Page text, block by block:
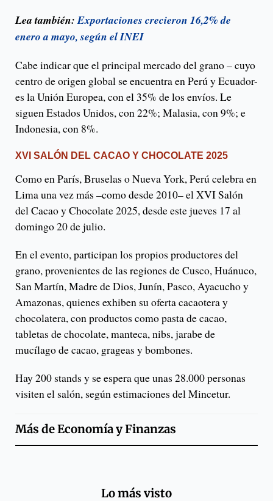
Lea también:Exportaciones crecieron 16,2% de
enero a mayo, según el INEI
Cabe indicar que el principal mercado del grano – cuyo
centro de origen global se encuentra en Perú y Ecuador-
es la Unión Europea, con el 35% de los envíos. Le
siguen Estados Unidos, con 22%; Malasia, con 9%; e
Indonesia, con 8%.
XVI SALÓN DEL CACAO Y CHOCOLATE 2025
Como en París, Bruselas o Nueva York, Perú celebra en
Lima una vez más –como desde 2010– el XVI Salón
del Cacao y Chocolate 2025, desde este jueves 17 al
domingo 20 de julio.
En el evento, participan los propios productores del
grano, provenientes de las regiones de Cusco, Huánuco,
San Martín, Madre de Dios, Junín, Pasco, Ayacucho y
Amazonas, quienes exhiben su oferta cacaotera y
chocolatera, con productos como pasta de cacao,
tabletas de chocolate, manteca, nibs, jarabe de
mucílago de cacao, grageas y bombones.
Hay 200 stands y se espera que unas 28.000 personas
visiten el salón, según estimaciones del Mincetur.
Más deEconomía y Finanzas
Lo más visto